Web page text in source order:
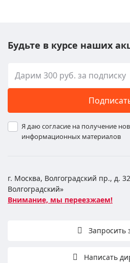
Будьте в курсе наших
Я даю согласие на получение
информационных материалов
г. Москва, Волгоградский пр., д.
Волгоградский»
Внимание, мы переезжаем!
Запросить
Написать